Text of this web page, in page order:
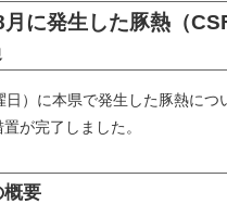
に発生した豚熱（
）に本県で発生した豚熱につ
が完了しました。
要